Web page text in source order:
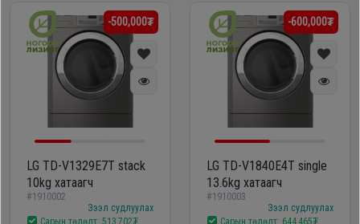
-500,000₮
LG TD-V1329E7T stack
10kg хатаагч
#1910002
Зээл судлуулах
Сарын төлөлт: 513,702₮
-600,000₮
LG TD-V1840E4T single
13.6kg хатаагч
#1910003
Зээл судлуулах
Сарын төлөлт: 644,465₮